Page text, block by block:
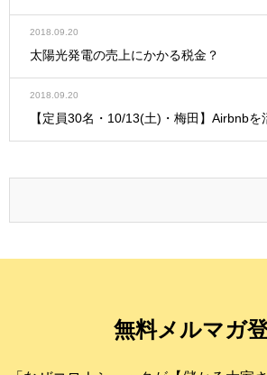
2018.09.20
太陽光発電の売上にかかる税金？
2018.09.20
【定員30名・10/13(土)・梅田】Airbnb
無料メルマガ